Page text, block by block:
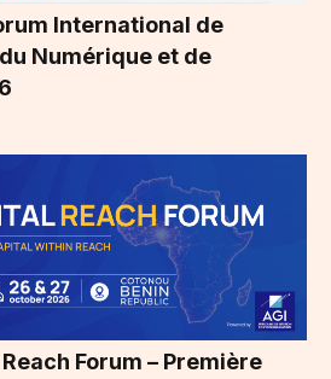
International de
Numérique et de
Forum – Première